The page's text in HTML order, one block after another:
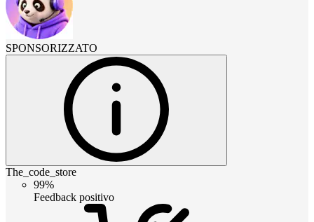
SPONSORIZZATO
The_code_store
99%
Feedback positivo